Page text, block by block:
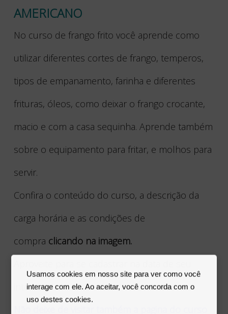
AMERICANO
No curso de frango frito você aprende como
utilizar diferentes cortes de frango, temperos,
tipos de empanamento, farinha e diferentes
frituras, óleos, como deixar o frango crocante,
macio e com a casa sequinha. Aprende também
sobre o equipamento para fritar, e molhos para
servir.
Confira o conteúdo do curso, a descrição da
carga horária e as condições de
compra clicando na imagem.
interesse!
Usamos cookies em nosso site para ver como você
interage com ele. Ao aceitar, você concorda com o
uso destes cookies.